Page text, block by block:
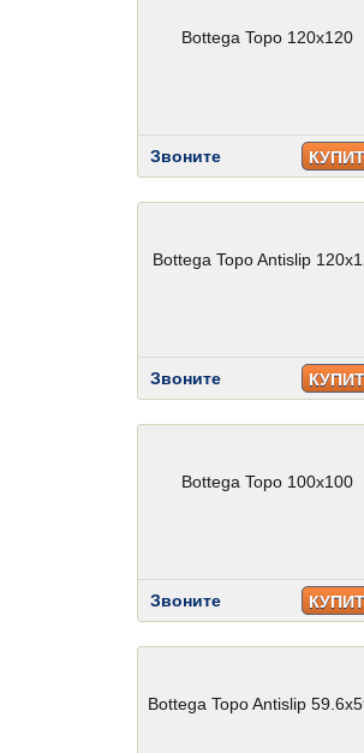
Bottega Topo 120x120
Звоните
Bottega Topo Antislip
Звоните
Bottega Topo 100x100
Звоните
Bottega Topo Antislip